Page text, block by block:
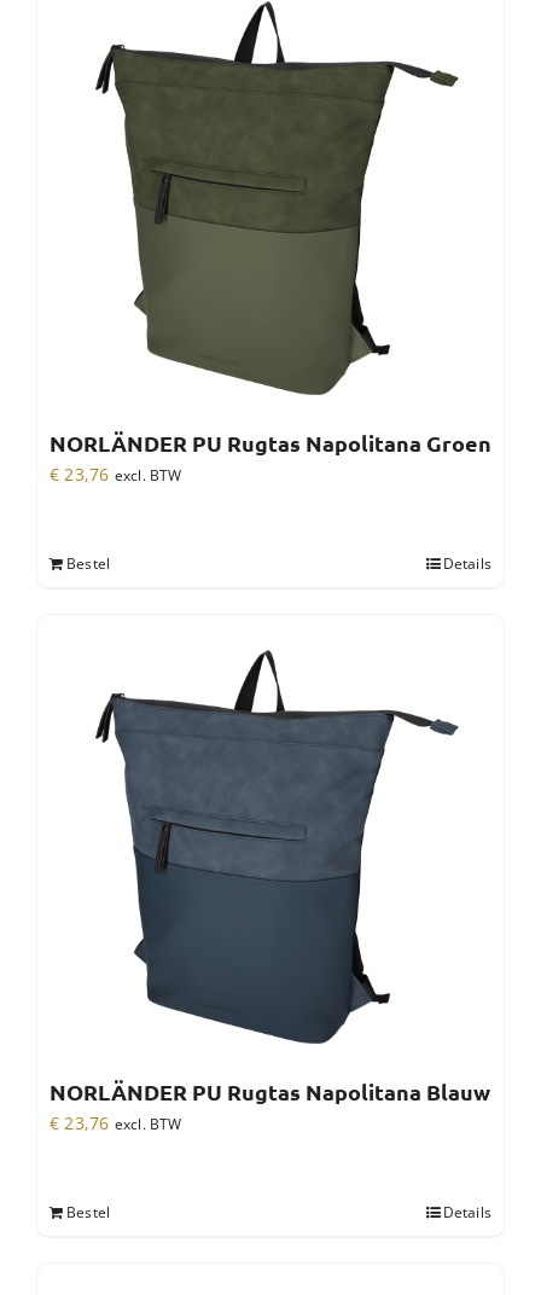
NORLÄNDER PU Rugtas Napolitana Groen
€ 23,76 excl. BTW
Bestel Details
NORLÄNDER PU Rugtas Napolitana Blauw
€ 23,76 excl. BTW
Bestel Details